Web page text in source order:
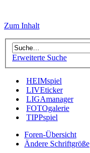
Zum Inhalt
Erweiterte Suche
HEIMspiel
LIVEticker
LIGAmanager
FOTOgalerie
TIPPspiel
Foren-Übersicht
Ändere Schriftgröße